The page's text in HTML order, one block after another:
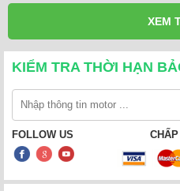
XEM
KIỂM TRA THỜI HẠN
FOLLOW US